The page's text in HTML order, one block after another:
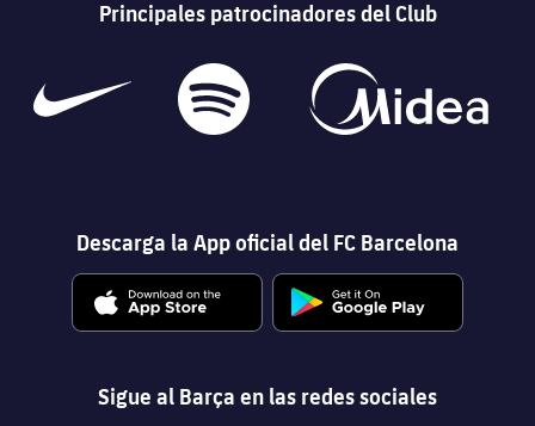
Principales patrocinadores del Club
Descarga la App oficial del FC Barcelona
Sigue al Barça en las redes sociales